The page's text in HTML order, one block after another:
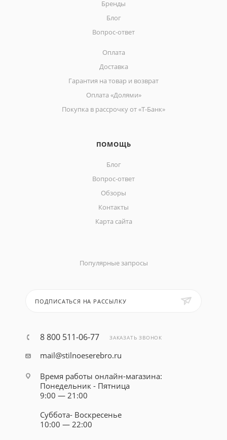
Бренды
Блог
Вопрос-ответ
Оплата
Доставка
Гарантия на товар и возврат
Оплата «Долями»
Покупка в рассрочку от «Т-Банк»
ПОМОЩЬ
Блог
Вопрос-ответ
Обзоры
Контакты
Карта сайта
Популярные запросы
ПОДПИСАТЬСЯ НА РАССЫЛКУ
8 800 511-06-77 ЗАКАЗАТЬ ЗВОНОК
mail@stilnoeserebro.ru
Время работы онлайн-магазина:
Понедельник - Пятница
9:00 — 21:00
Суббота- Воскресенье
10:00 — 22:00